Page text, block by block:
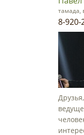
тамада,
8-920-